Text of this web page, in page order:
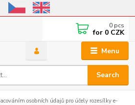
31, 2026, I do not ship outside the EU
Menu
Search
0 pcs
for 0 CZK
osobních údajů pro účely rozesílky e-